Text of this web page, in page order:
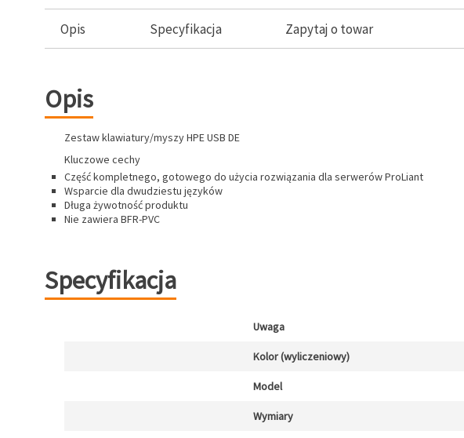
Opis Specyfikacja Zapytaj o towar
Opis
Zestaw klawiatury/myszy HPE USB DE
Kluczowe cechy
Część kompletnego, gotowego do użycia rozwiązania dla serwerów ProLiant
Wsparcie dla dwudziestu języków
Długa żywotność produktu
Nie zawiera BFR-PVC
Specyfikacja
Uwaga
Kolor (wyliczeniowy)
Model
Wymiary